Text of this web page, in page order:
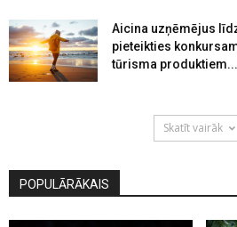
Aicina uzņēmējus
pieteikties
tūrisma produktiem...
Skatīt vairāk
POPULĀRĀKAIS